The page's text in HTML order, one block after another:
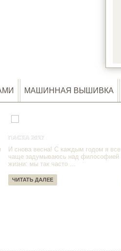
МАШИННАЯ ВЫШИВКА
ПАСХА 2017
И снова весна! С каждым годом я все
чаще задумываюсь над философией
жизни: мы так часто ...
ЧИТАТЬ ДАЛЕЕ